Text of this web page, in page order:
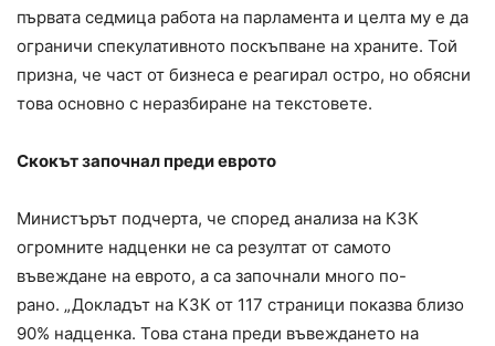
първата седмица работа на парламента и целта му е да
ограничи спекулативното поскъпване на храните. Той
призна, че част от бизнеса е реагирал остро, но обясни
това основно с неразбиране на текстовете.
Скокът започнал преди еврото
Министърът подчерта, че според анализа на КЗК
огромните надценки не са резултат от самото
въвеждане на еврото, а са започнали много по-
рано. „Докладът на КЗК от 117 страници показва близо
90% надценка. Това стана преди въвеждането на